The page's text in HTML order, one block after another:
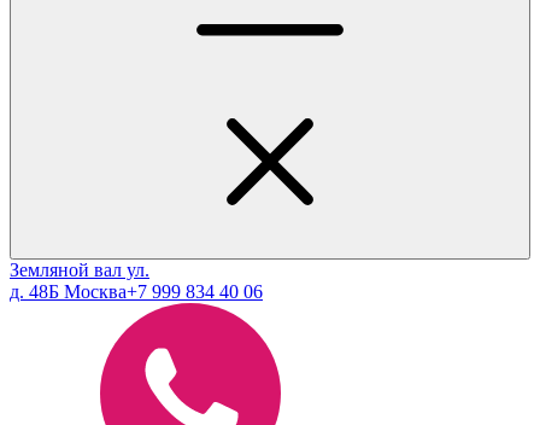
Земляной вал ул.
д. 48Б Москва+7 999 834 40 06